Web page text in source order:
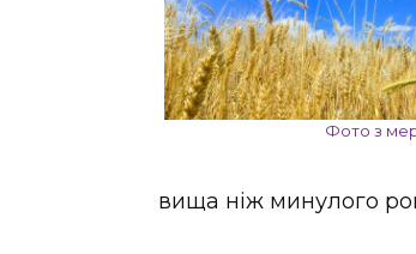
Фото з
вища ніж минулого